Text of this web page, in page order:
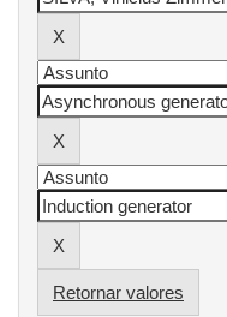
Retornar valores